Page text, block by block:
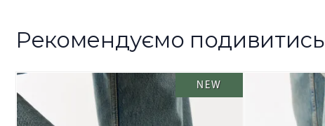
Рекомендуємо подивитись
NEW